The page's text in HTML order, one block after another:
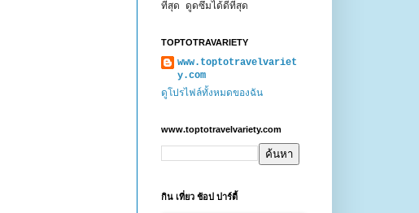
ที่สุด ดูดซึมได้ดีที่สุด
TOPTOTRAVARIETY
www.toptotravelvariet
y.com
ดูโปรไฟล์ทั้งหมดของฉัน
www.toptotravelvariety.com
กิน เที่ยว ช้อป ปาร์ตี้